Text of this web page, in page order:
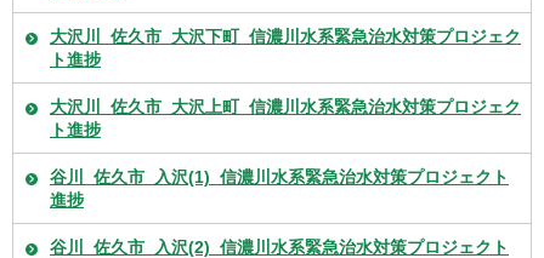
大沢川_佐久市_大沢下町_信濃川水系緊急治水対策プロジェク
ト進捗
大沢川_佐久市_大沢上町_信濃川水系緊急治水対策プロジェク
ト進捗
谷川_佐久市_入沢(1)_信濃川水系緊急治水対策プロジェクト
進捗
谷川_佐久市_入沢(2)_信濃川水系緊急治水対策プロジェクト